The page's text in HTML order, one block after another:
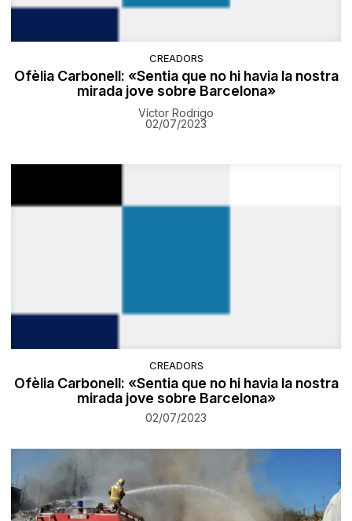
CREADORS
Ofèlia Carbonell: «Sentia que no hi havia la nostra
mirada jove sobre Barcelona»
Víctor Rodrigo
02/07/2023
CREADORS
Ofèlia Carbonell: «Sentia que no hi havia la nostra
mirada jove sobre Barcelona»
02/07/2023